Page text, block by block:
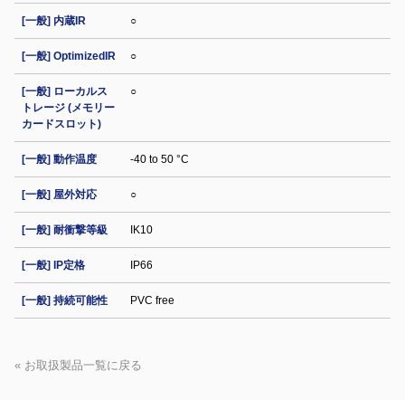
[一般] 内蔵IR ○
[一般] OptimizedIR ○
[一般] ローカルス
トレージ (メモリー
カードスロット)
○
[一般] 動作温度 -40 to 50 °C
[一般] 屋外対応 ○
[一般] 耐衝撃等級 IK10
[一般] IP定格 IP66
[一般] 持続可能性 PVC free
« お取扱製品一覧に戻る